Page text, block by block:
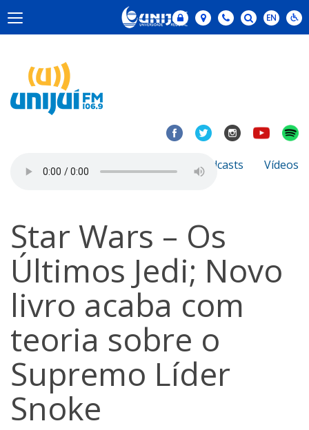
Notícias Podcasts Vídeos
Star Wars – Os
Últimos Jedi; Novo
livro acaba com
teoria sobre o
Supremo Líder
Snoke